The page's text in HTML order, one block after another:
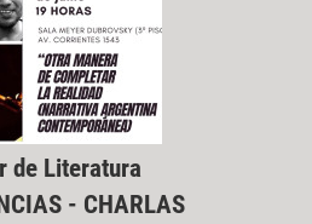
de Literatura
- CHARLAS